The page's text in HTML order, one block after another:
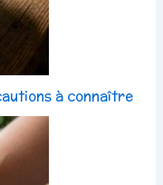
à connaître